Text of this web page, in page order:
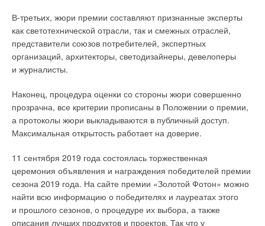
В-третьих, жюри премии составляют признанные эксперты
как светотехнической отрасли, так и смежных отраслей,
представители союзов потребителей, экспертных
организаций, архитекторы, светодизайнеры, девелоперы
и журналисты.
Наконец, процедура оценки со стороны жюри совершенно
прозрачна, все критерии прописаны в Положении о премии,
а протоколы жюри выкладываются в публичный доступ.
Максимальная открытость работает на доверие.
11 сентября 2019 года состоялась торжественная
церемония объявления и награждения победителей премии
сезона 2019 года. На сайте премии «Золотой Фотон» можно
найти всю информацию о победителях и лауреатах этого
и прошлого сезонов, о процедуре их выбора, а также
описания лучших продуктов и проектов. Так что у
Ваш E-mail *
Текст комментария